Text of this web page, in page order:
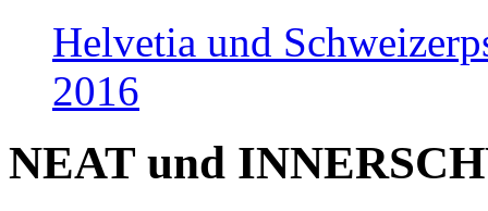
Helvetia und
2016
NEAT und